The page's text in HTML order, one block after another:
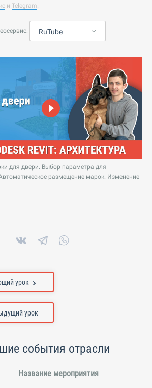
и Telegram.
RuTube
для двери. Выбор параметра для
размещение марок. Изменение
урок
урок
события отрасли
Название мероприятия